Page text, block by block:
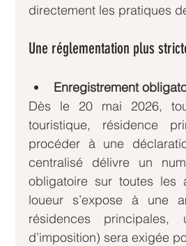
directement les pratiques
Une réglementation plus
Enregistrement
Dès le 20 mai 2026,
touristique, résidence
procéder à une
centralisé délivre un
obligatoire sur toutes les
loueur s’expose à une
résidences
d’imposition) sera exigée